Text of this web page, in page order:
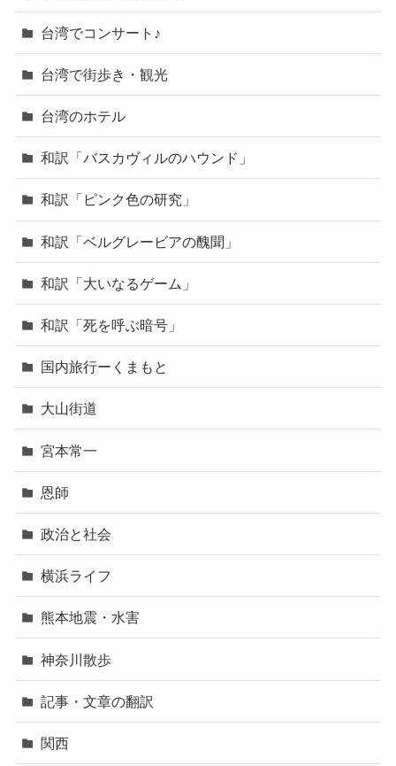
台湾でコンサート♪
台湾で街歩き・観光
台湾のホテル
和訳「バスカヴィルのハウンド」
和訳「ピンク色の研究」
和訳「ベルグレービアの醜聞」
和訳「大いなるゲーム」
和訳「死を呼ぶ暗号」
国内旅行ーくまもと
大山街道
宮本常一
恩師
政治と社会
横浜ライフ
熊本地震・水害
神奈川散歩
記事・文章の翻訳
関西